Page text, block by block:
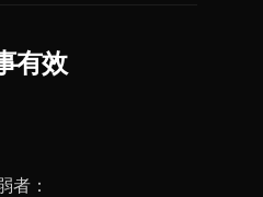
有效
者：